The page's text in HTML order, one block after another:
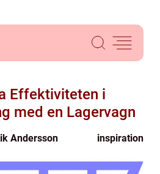
Effektiviteten i
med en Lagervagn
Andersson inspiration